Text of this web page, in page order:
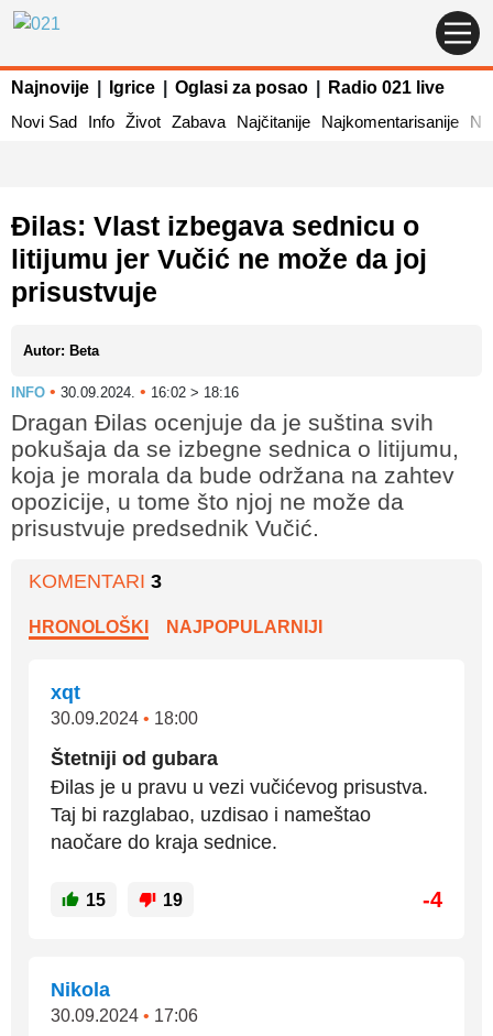
Najnovije Igrice Oglasi za posao
Radio 021 live
Novi Sad
Info Život Zabava Najčitanije Najkomentarisanije
Đilas: Vlast izbegava sednicu o
litijumu jer Vučić ne može da joj
prisustvuje
Autor: Beta
INFO • 30.09.2024. • 16:02 > 18:16
Dragan Đilas ocenjuje da je suština svih
pokušaja da se izbegne sednica o litijumu,
koja je morala da bude održana na zahtev
opozicije, u tome što njoj ne može da
prisustvuje predsednik Vučić.
KOMENTARI 3
HRONOLOŠKI NAJPOPULARNIJI
xqt
30.09.2024 • 18:00
Štetniji od gubara
Đilas je u pravu u vezi vučićevog prisustva.
Taj bi razglabao, uzdisao i nameštao
naočare do kraja sednice.
15 19 -4
Nikola
30.09.2024 • 17:06